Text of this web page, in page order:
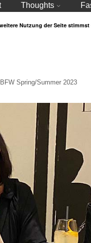
Thoughts
Spring/Summer 2023
Nutzung der Seite